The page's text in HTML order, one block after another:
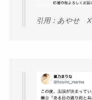
引用：あやせ X